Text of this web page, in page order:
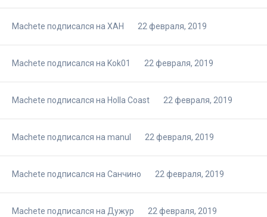
Machete подписался на XAH 22 февраля, 2019
Machete подписался на Kok01 22 февраля, 2019
Machete подписался на Holla Coast 22 февраля, 2019
Machete подписался на manul 22 февраля, 2019
Machete подписался на Санчино 22 февраля, 2019
Machete подписался на Дужур 22 февраля, 2019